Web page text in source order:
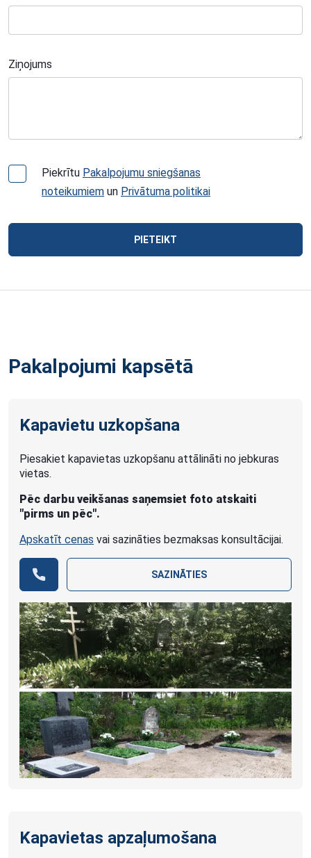
Ziņojums
Piekrītu Pakalpojumu sniegšanas
noteikumiem un Privātuma politikai
PIETEIKT
Pakalpojumi kapsētā
Kapavietu uzkopšana
Piesakiet kapavietas uzkopšanu attālināti no jebkuras
vietas.
Pēc darbu veikšanas saņemsiet foto atskaiti
"pirms un pēc".
Apskatīt cenas vai sazināties bezmaksas konsultācijai.
SAZINĀTIES
Kapavietas apzaļumošana